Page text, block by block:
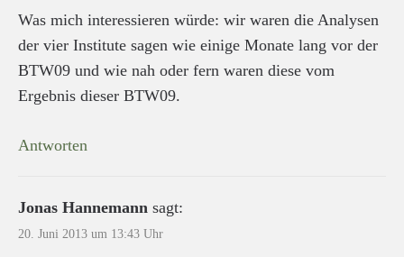
Was mich interessieren würde: wir waren die Analysen
der vier Institute sagen wie einige Monate lang vor der
BTW09 und wie nah oder fern waren diese vom
Ergebnis dieser BTW09.
Antworten
Jonas Hannemann sagt:
20. Juni 2013 um 13:43 Uhr